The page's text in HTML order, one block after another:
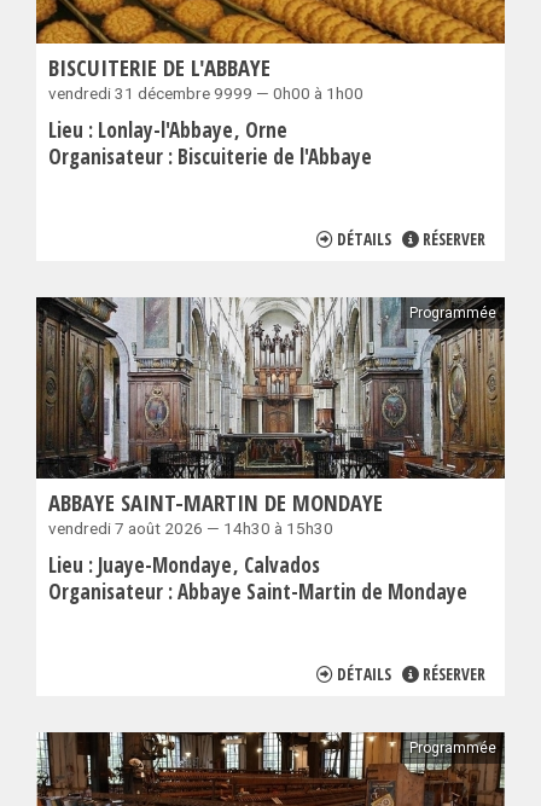
BISCUITERIE DE L'ABBAYE
vendredi 31 décembre 9999 — 0h00 à 1h00
Lieu : Lonlay-l'Abbaye Orne
Organisateur : Biscuiterie de l'Abbaye
DÉTAILS RÉSERVER
Programmée
ABBAYE SAINT-MARTIN DE MONDAYE
vendredi 7 août 2026 — 14h30 à 15h30
Lieu : Juaye-Mondaye Calvados
Organisateur :Abbaye Saint-Martin de Mondaye
DÉTAILS RÉSERVER
Programmée